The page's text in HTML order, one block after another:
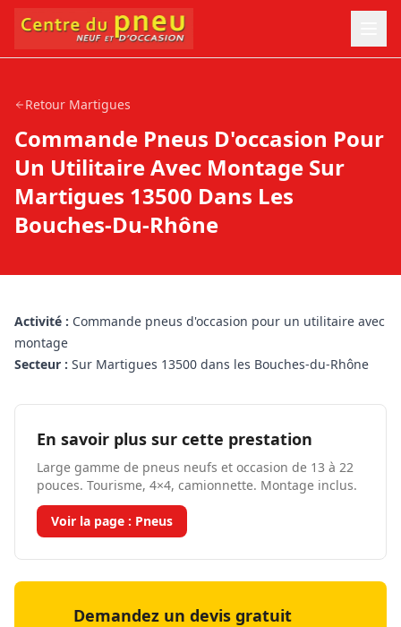
Retour Martigues
Commande Pneus D'occasion Pour
Un Utilitaire Avec Montage Sur
Martigues 13500 Dans Les
Bouches-Du-Rhône
Activité : Commande pneus d'occasion pour un utilitaire avec
montage
Secteur : Sur Martigues 13500 dans les Bouches-du-Rhône
En savoir plus sur cette prestation
Large gamme de pneus neufs et occasion de 13 à 22
pouces. Tourisme, 4×4, camionnette. Montage inclus.
Voir la page : Pneus
Demandez un devis gratuit